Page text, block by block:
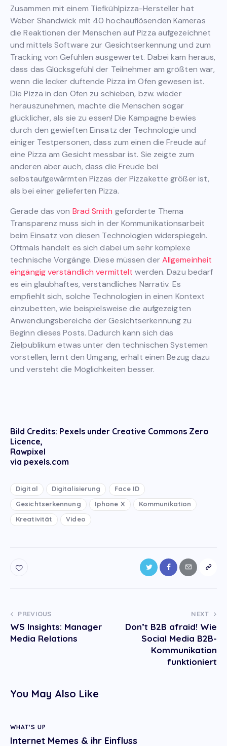
Zusammen mit einem Tiefkühlpizza-Hersteller hat
Weber Shandwick mit 40 hochauflösenden Kameras
die Reaktionen der Menschen auf Pizza aufgezeichnet
und mittels Software zur Gesichtserkennung und zum
Tracking von Gefühlen ausgewertet. Dabei kam heraus,
dass das Glücksgefühl der Teilnehmer am größten war,
wenn die lecker duftende Pizza im Ofen gewesen ist.
Die Pizza in den Ofen zu schieben, bzw. wieder
herauszunehmen, machte die Menschen sogar
glücklicher, als sie zu essen! Die Kampagne bewies
durch den gewieften Einsatz der Technologie und
einiger Testpersonen, dass zum einen die Freude auf
eine Pizza am Gesicht messbar ist. Sie zeigte zum
anderen aber auch, dass die Freude bei
selbstaufgewärmten Pizzas der Pizzakette größer ist,
als bei einer gelieferten Pizza.
Gerade das von Brad Smith geforderte Thema
Transparenz muss sich in der Kommunikationsarbeit
beim Einsatz von diesen Technologien widerspiegeln.
Oftmals handelt es sich dabei um sehr komplexe
technische Vorgänge. Diese müssen derAllgemeinheit
eingängig verständlich vermittelt werden. Dazu bedarf
es ein glaubhaftes, verständliches Narrativ. Es
empfiehlt sich, solche Technologien in einen Kontext
einzubetten, wie beispielsweise die aufgezeigten
Anwendungsbereiche der Gesichtserkennung zu
Beginn dieses Posts. Dadurch kann sich das
Zielpublikum etwas unter den technischen Systemen
vorstellen, lernt den Umgang, erhält einen Bezug dazu
und versteht die Möglichkeiten besser.
Bild Credits: Pexels under Creative Commons Zero
Licence,
Rawpixel
via pexels.com
Digital Digitalisierung
Face ID
Gesichtserkennung
Iphone X
Kommunikation
Kreativität
Video
Post
navigation
PREVIOUS
WS Insights: Manager
Media Relations
NEXT
Don’t B2B afraid! Wie
Social Media B2B-
Kommunikation
funktioniert
You May Also Like
WHAT'S UP
Internet Memes & ihr Einfluss